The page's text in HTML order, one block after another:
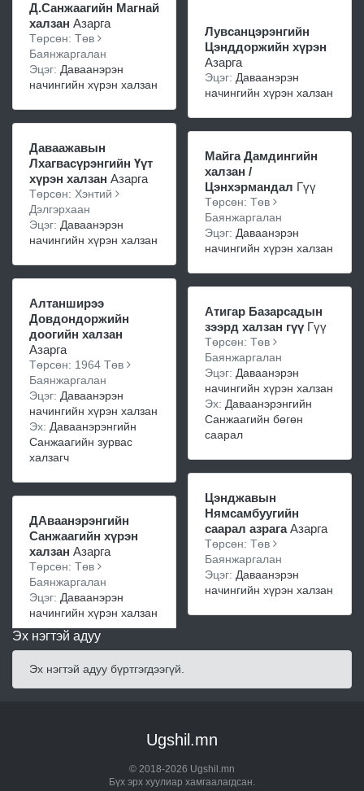
Д.Санжаагийн Магнай
халзан Азарга
Төрсөн: Төв
Баянжаргалан
Эцэг: Даваанэрэн
начингийн хүрэн халзан
Даваажавын
Лхагвасүрэнгийн Үүт
хүрэн халзан Азарга
Төрсөн: Хэнтий
Дэлгэрхаан
Эцэг: Даваанэрэн
начингийн хүрэн халзан
Алтанширээ
Довдондоржийн
доогийн халзан
Азарга
Төрсөн: 1964 Төв
Баянжаргалан
Эцэг: Даваанэрэн
начингийн хүрэн халзан
Эх: Даваанэрэнгийн
Санжаагийн зурвас
халзагч
ДАваанэрэнгийн
Санжаагийн хүрэн
халзан Азарга
Төрсөн: Төв
Баянжаргалан
Эцэг: Даваанэрэн
начингийн хүрэн халзан
Лувсанцэрэнгийн
Цэнддоржийн хүрэн
Азарга
Эцэг: Даваанэрэн
начингийн хүрэн халзан
Майга Дамдингийн
халзан /
Цэнхэрмандал Гүү
Төрсөн: Төв
Баянжаргалан
Эцэг: Даваанэрэн
начингийн хүрэн халзан
Атигар Базарсадын
зээрд халзан гүү Гүү
Төрсөн: Төв
Баянжаргалан
Эцэг: Даваанэрэн
начингийн хүрэн халзан
Эх: Даваанэрэнгийн
Санжаагийн бөгөн
саарал
Цэнджавын
Нямсамбуугийн
саарал азрагаАзарга
Төрсөн: Төв
Баянжаргалан
Эцэг: Даваанэрэн
начингийн хүрэн халзан
Эх нэгтэй адуу
Эх нэгтэй адуу бүртгэгдээгүй.
Ugshil.mn
© 2018-2026 Ugshil.mn
Бүх эрх хуулиар хамгаалагдсан.